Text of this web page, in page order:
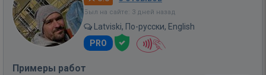
Был на сайте: 3 дней назад
Latviski, По-русски, English
PRO
Примеры работ